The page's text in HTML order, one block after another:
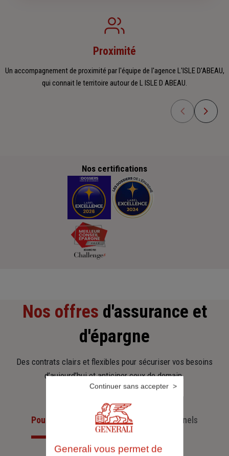
Proximité
Un accompagnement de proximité par l'équipe de l'agence L'ISLE D'ABEAU,
qui connait le territoire autour de L ISLE D ABEAU.
Nos certifications
Nos offres d'assurance et
d'épargne
Des contrats clairs et flexibles pour sécuriser vos besoins
d’aujourd’hui et anticiper ceux de demain.
Pour les particuliersPour les professionnels
Generali vous permet de
Continuer sans accepter